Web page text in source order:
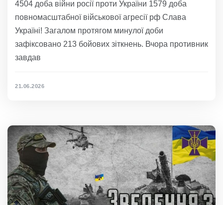
4504 доба війни росії проти України 1579 доба
повномасштабної військової агресії рф Слава
Україні! Загалом протягом минулої доби
зафіксовано 213 бойових зіткнень. Вчора противник
завдав
21.06.2026